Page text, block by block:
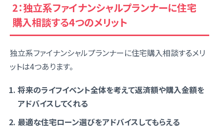
2：独立系ファイナンシャルプランナーに住宅
購入相談する4つのメリット
独立系ファイナンシャルプランナーに住宅購入相談するメリ
ットは4つあります。
将来のライフイベント全体を考えて返済額や購入金額を
アドバイスしてくれる
最適な住宅ローン選びをアドバイスしてもらえる